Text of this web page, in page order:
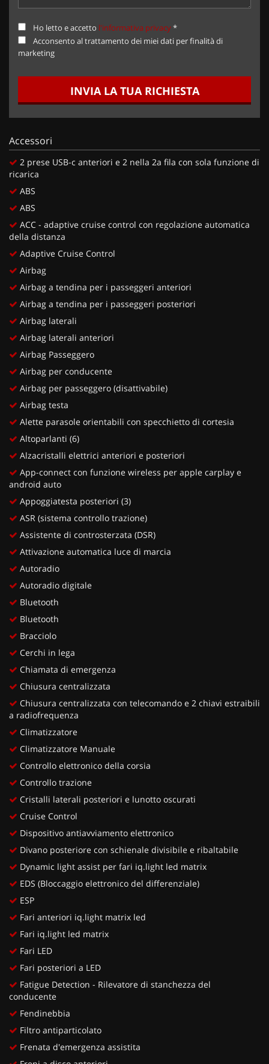
Ho letto e accetto l'informativa privacy*
Acconsento al trattamento dei miei dati per finalità di
marketing
INVIA LA TUA RICHIESTA
Accessori
2 prese USB-c anteriori e 2 nella 2a fila con sola funzione di
ricarica
ABS
ABS
ACC - adaptive cruise control con regolazione automatica
della distanza
Adaptive Cruise Control
Airbag
Airbag a tendina per i passeggeri anteriori
Airbag a tendina per i passeggeri posteriori
Airbag laterali
Airbag laterali anteriori
Airbag Passeggero
Airbag per conducente
Airbag per passeggero (disattivabile)
Airbag testa
Alette parasole orientabili con specchietto di cortesia
Altoparlanti (6)
Alzacristalli elettrici anteriori e posteriori
App-connect con funzione wireless per apple carplay e
android auto
Appoggiatesta posteriori (3)
ASR (sistema controllo trazione)
Assistente di controsterzata (DSR)
Attivazione automatica luce di marcia
Autoradio
Autoradio digitale
Bluetooth
Bluetooth
Bracciolo
Cerchi in lega
Chiamata di emergenza
Chiusura centralizzata
Chiusura centralizzata con telecomando e 2 chiavi estraibili
a radiofrequenza
Climatizzatore
Climatizzatore Manuale
Controllo elettronico della corsia
Controllo trazione
Cristalli laterali posteriori e lunotto oscurati
Cruise Control
Dispositivo antiavviamento elettronico
Divano posteriore con schienale divisibile e ribaltabile
Dynamic light assist per fari iq.light led matrix
EDS (Bloccaggio elettronico del differenziale)
ESP
Fari anteriori iq.light matrix led
Fari iq.light led matrix
Fari LED
Fari posteriori a LED
Fatigue Detection - Rilevatore di stanchezza del
conducente
Fendinebbia
Filtro antiparticolato
Frenata d'emergenza assistita